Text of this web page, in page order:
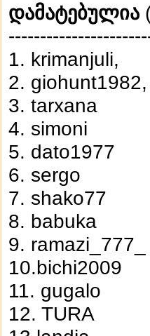
დამატებულია
1. krimanjuli,
2. giohunt1982,
3. tarxana
4. simoni
5. dato1977
6. sergo
7. shako77
8. babuka
9. ramazi_777_
10.bichi2009
11. gugalo
12. TURA